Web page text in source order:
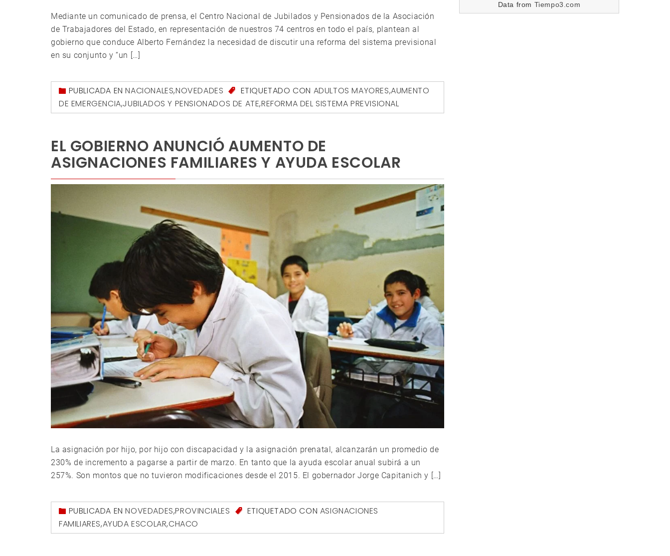
Mediante un comunicado de prensa, el Centro Nacional de Jubilados y Pensionados de la Asociación
de Trabajadores del Estado, en representación de nuestros 74 centros en todo el país, plantean al
gobierno que conduce Alberto Fernández la necesidad de discutir una reforma del sistema previsional
en su conjunto y “un […]
PUBLICADA ENNACIONALES,NOVEDADES ETIQUETADO CON ADULTOS MAYORES,AUMENTO
DE EMERGENCIA,JUBILADOS Y PENSIONADOS DE ATE,REFORMA DEL SISTEMA PREVISIONAL
EL GOBIERNO ANUNCIÓ AUMENTO DE
ASIGNACIONES FAMILIARES Y AYUDA ESCOLAR
La asignación por hijo, por hijo con discapacidad y la asignación prenatal, alcanzarán un promedio de
230% de incremento a pagarse a partir de marzo. En tanto que la ayuda escolar anual subirá a un
257%. Son montos que no tuvieron modificaciones desde el 2015. El gobernador Jorge Capitanich y […]
PUBLICADA ENNOVEDADES,PROVINCIALES ETIQUETADO CON ASIGNACIONES
FAMILIARES,AYUDA ESCOLAR,CHACO
Data from Tiempo3.com